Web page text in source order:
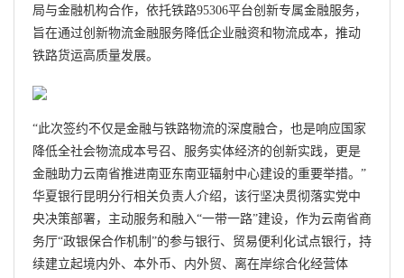
局与金融机构合作，依托铁路95306平台创新专属金融服务，
旨在通过创新物流金融服务降低企业融资和物流成本，推动
铁路货运高质量发展。
“此次签约不仅是金融与铁路物流的深度融合，也是响应国家
降低全社会物流成本号召、服务实体经济的创新实践，更是
金融助力云南省推进南亚东南亚辐射中心建设的重要举措。”
华夏银行昆明分行相关负责人介绍，该行坚决贯彻落实党中
央决策部署，主动服务和融入“一带一路”建设，作为云南省商
务厅“政银保合作机制”的参与银行、贸易便利化试点银行，持
续建立起境内外、本外币、内外贸、离在岸综合化经营体